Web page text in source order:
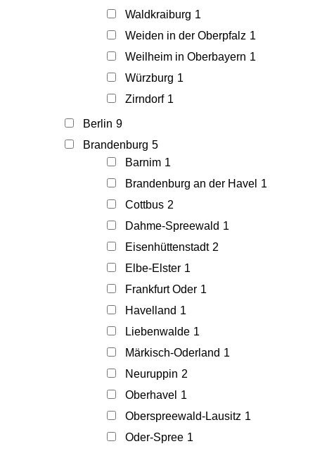
Waldkraiburg 1
Weiden in der Oberpfalz 1
Weilheim in Oberbayern 1
Würzburg 1
Zirndorf 1
Berlin 9
Brandenburg 5
Barnim 1
Brandenburg an der Havel 1
Cottbus 2
Dahme-Spreewald 1
Eisenhüttenstadt 2
Elbe-Elster 1
Frankfurt Oder 1
Havelland 1
Liebenwalde 1
Märkisch-Oderland 1
Neuruppin 2
Oberhavel 1
Oberspreewald-Lausitz 1
Oder-Spree 1